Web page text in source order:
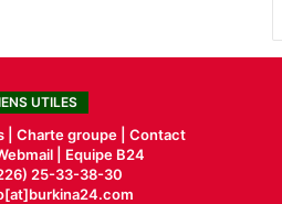
UTILES
| Charte groupe | Contact
|
Equipe B24
25-33-38-30